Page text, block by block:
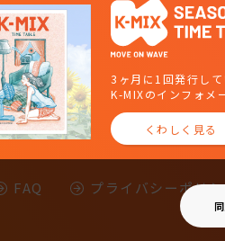
3ヶ月に1回発行して
K-MIXのインフォメ
くわしく見る
FAQ
プライバシーポリ